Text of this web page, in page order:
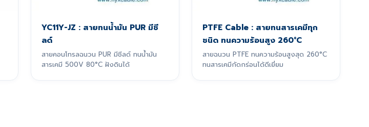
YC11Y-JZ : สายทนน้ำมัน PUR มีชี
ลด์
สายคอนโทรลฉนวน PUR มีชีลด์ ทนน้ำมัน
สารเคมี 500V 80°C ฝังดินได้
PTFE Cable : สายทนสารเคมีทุก
ชนิด ทนความร้อนสูง 260°C
สายฉนวน PTFE ทนความร้อนสูงสุด 260°C
ทนสารเคมีกัดกร่อนได้ดีเยี่ยม